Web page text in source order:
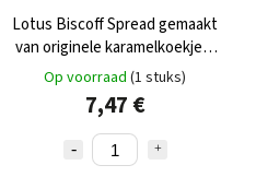
Lotus Biscoff Spread gemaakt
van originele karamelkoekjes,
knapperig 0,7 kg
Op voorraad (1 stuks)
7,47 €